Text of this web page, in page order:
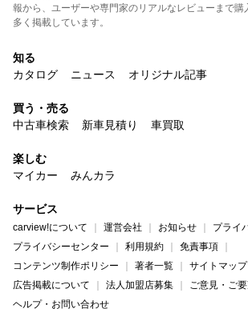
報から、ユーザーや専門家のリアルなレビューまで購
多く掲載しています。
知る
カタログ
ニュース オリジナル記事
買う・売る
中古車検索
新車見積り 車買取
楽しむ
マイカー
みんカラ
サービス
carview!について 運営会社 お知らせ
プライ
プライバシーセンター
利用規約
免責事項
コンテンツ制作ポリシー
著者一覧
サイトマップ
広告掲載について
法人加盟店募集
ご意見・ご
ヘルプ・お問い合わせ